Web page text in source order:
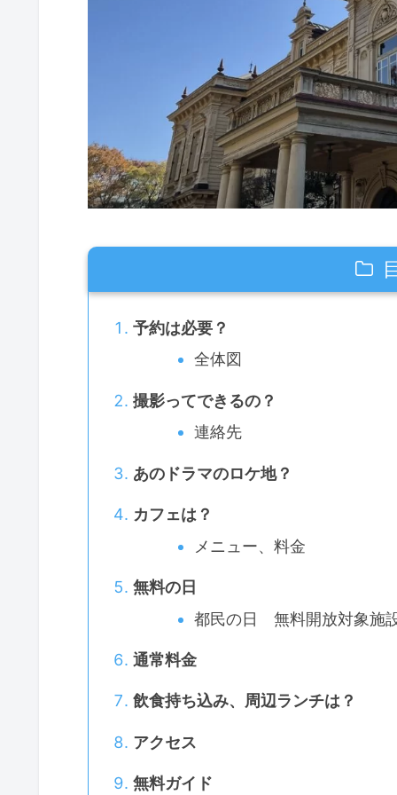
予約は必要？
全体図
撮影ってできるの？
連絡先
あのドラマのロケ地？
カフェは？
メニュー、料金
無料の日
都民の日 無料開放対象施
通常料金
飲食持ち込み、周辺ランチは？
アクセス
無料ガイド